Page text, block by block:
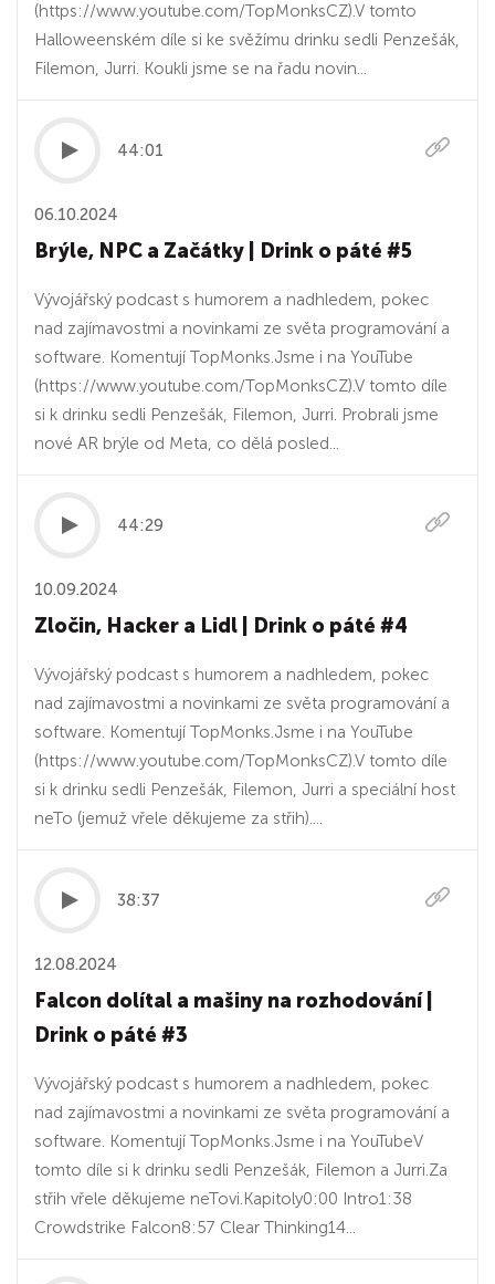
(⁠⁠⁠https://www.youtube.com/TopMonksCZ⁠⁠⁠).V tomto
Halloweenském díle si ke svěžímu drinku sedli Penzešák,
Filemon, Jurri. Koukli jsme se na řadu novin...
44:01
06.10.2024
Brýle, NPC a Začátky | Drink o páté #5
Vývojářský podcast s humorem a nadhledem, pokec
nad zajímavostmi a novinkami ze světa programování a
software. Komentují TopMonks.⁠⁠Jsme i na YouTube⁠
(⁠⁠https://www.youtube.com/TopMonksCZ⁠⁠).V tomto díle
si k drinku sedli Penzešák, Filemon, Jurri. Probrali jsme
nové AR brýle od Meta, co dělá posled...
44:29
10.09.2024
Zločin, Hacker a Lidl | Drink o páté #4
Vývojářský podcast s humorem a nadhledem, pokec
nad zajímavostmi a novinkami ze světa programování a
software. Komentují TopMonks.⁠⁠Jsme i na YouTube⁠
(⁠https://www.youtube.com/TopMonksCZ⁠).V tomto díle
si k drinku sedli Penzešák, Filemon, Jurri a speciální host
neTo (jemuž vřele děkujeme za střih)....
38:37
12.08.2024
Falcon dolítal a mašiny na rozhodování |
Drink o páté #3
Vývojářský podcast s humorem a nadhledem, pokec
nad zajímavostmi a novinkami ze světa programování a
software. Komentují TopMonks.⁠⁠Jsme i na YouTube⁠V
tomto díle si k drinku sedli Penzešák, Filemon a Jurri.Za
střih vřele děkujeme neTovi.Kapitoly0:00 Intro1:38
Crowdstrike Falcon8:57 Clear Thinking14...